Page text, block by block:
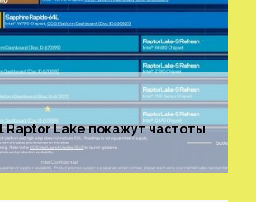
Lake покажут частоты